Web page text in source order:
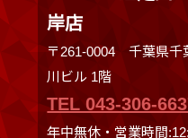
岸店
〒261-0004 千葉県千
川ビル 1階
TEL 043-306-
年中無休・営業時間